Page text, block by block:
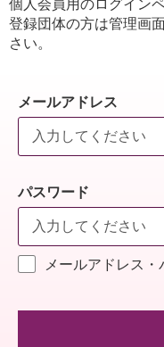
個人会員用のログイン
登録団体の方は管理画
さい。
メールアドレス
パスワード
メールアドレス